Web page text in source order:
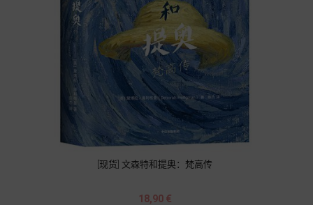
[现货] 文森特和提奥：梵高传
Prix
18,90 €